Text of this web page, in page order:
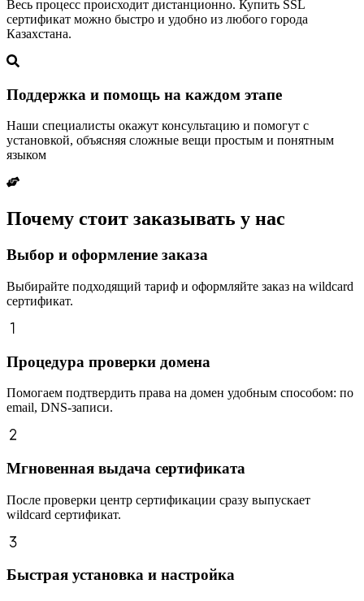
Весь процесс происходит дистанционно. Купить SSL
сертификат можно быстро и удобно из любого города
Казахстана.
Поддержка и помощь на каждом этапе
Наши специалисты окажут консультацию и помогут с
установкой, объясняя сложные вещи простым и понятным
языком
Почему стоит заказывать у нас
Выбор и оформление заказа
Выбирайте подходящий тариф и оформляйте заказ на wildcard
сертификат.
Процедура проверки домена
Помогаем подтвердить права на домен удобным способом: по
email, DNS-записи.
Мгновенная выдача сертификата
После проверки центр сертификации сразу выпускает
wildcard сертификат.
Быстрая установка и настройка